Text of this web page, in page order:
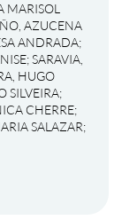
MARISOL
AZUCENA
ANDRADA;
;SARAVIA,
HUGO
SILVEIRA;
CHERRE;
SALAZAR;